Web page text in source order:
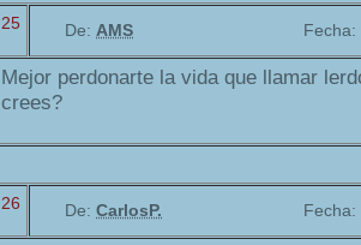
25 De: AMS Fecha:
Mejor perdonarte la vida que llamar
crees?
26 De: CarlosP. Fecha: